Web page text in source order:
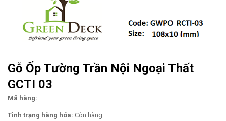
Gỗ Ốp Tường Trần Nội Ngoại Thất
GCTI 03
Mã hàng:
Tình trạng hàng hóa: Còn hàng